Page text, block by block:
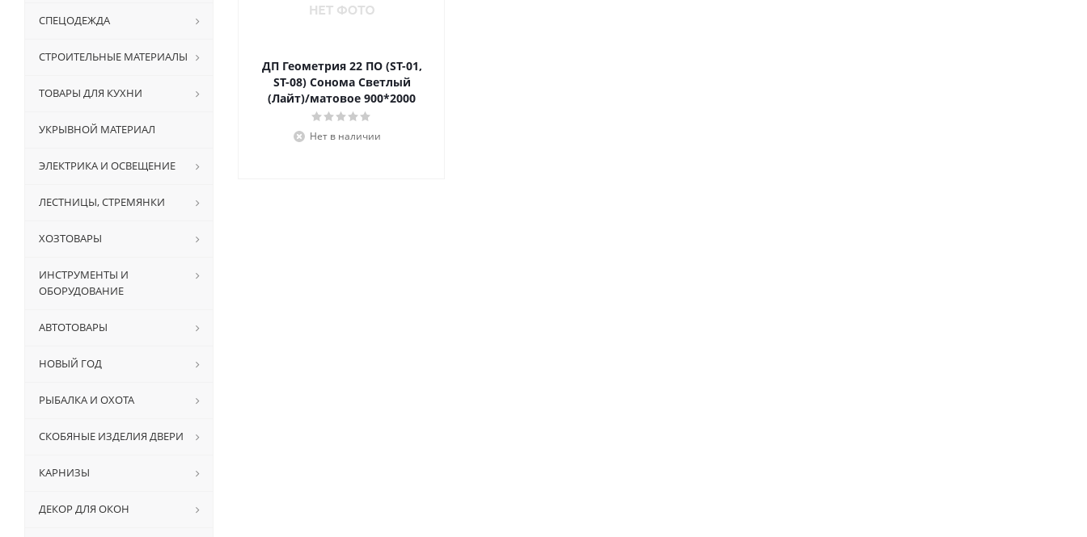
ДП Геометрия 22 ПО (ST-01,
ST-08) Сонома Светлый
(Лайт)/матовое 900*2000
Нет в наличии
СПЕЦОДЕЖДА
СТРОИТЕЛЬНЫЕ МАТЕРИАЛЫ
ТОВАРЫ ДЛЯ КУХНИ
УКРЫВНОЙ МАТЕРИАЛ
ЭЛЕКТРИКА И ОСВЕЩЕНИЕ
ЛЕСТНИЦЫ, СТРЕМЯНКИ
ХОЗТОВАРЫ
ИНСТРУМЕНТЫ И
ОБОРУДОВАНИЕ
АВТОТОВАРЫ
НОВЫЙ ГОД
РЫБАЛКА И ОХОТА
СКОБЯНЫЕ ИЗДЕЛИЯ ДВЕРИ
КАРНИЗЫ
ДЕКОР ДЛЯ ОКОН